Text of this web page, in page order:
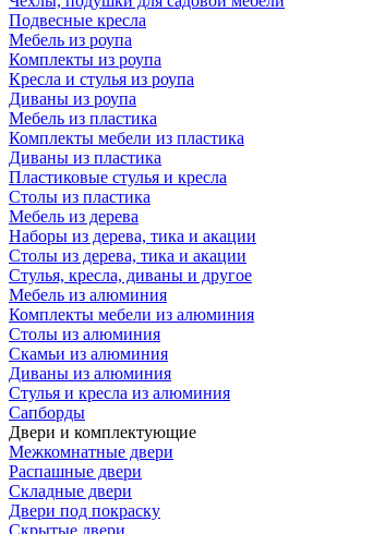
Подвесные кресла
Мебель из роупа
Комплекты из роупа
Кресла и стулья из роупа
Диваны из роупа
Мебель из пластика
Комплекты мебели из пластика
Диваны из пластика
Пластиковые стулья и кресла
Столы из пластика
Мебель из дерева
Наборы из дерева, тика и акации
Столы из дерева, тика и акации
Стулья, кресла, диваны и другое
Мебель из алюминия
Комплекты мебели из алюминия
Столы из алюминия
Скамьи из алюминия
Диваны из алюминия
Стулья и кресла из алюминия
Сапборды
Двери и комплектующие
Межкомнатные двери
Распашные двери
Складные двери
Двери под покраску
Скрытые двери